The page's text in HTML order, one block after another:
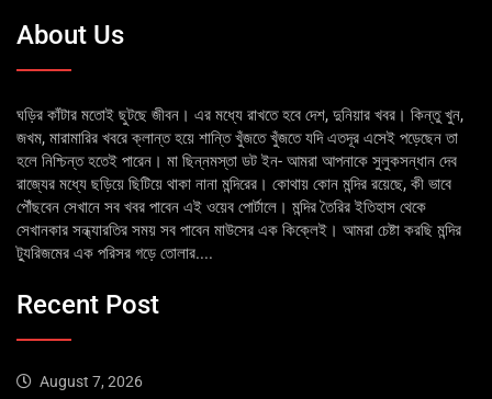
About Us
ঘড়ির কাঁটার মতোই ছুটছে জীবন। এর মধ্যে রাখতে হবে দেশ, দুনিয়ার খবর। কিন্তু খুন,
জখম, মারামারির খবরে ক্লান্ত হয়ে শান্তি খুঁজতে খুঁজতে যদি এতদূর এসেই পড়েছেন তা
হলে নিশ্চিন্ত হতেই পারেন। মা ছিন্নমস্তা ডট ইন- আমরা আপনাকে সুলুকসন্ধান দেব
রাজ্যের মধ্যে ছড়িয়ে ছিটিয়ে থাকা নানা মন্দিরের। কোথায় কোন মন্দির রয়েছে, কী ভাবে
পৌঁছবেন সেখানে সব খবর পাবেন এই ওয়েব পোর্টালে। মন্দির তৈরির ইতিহাস থেকে
সেখানকার সন্ধ্যারতির সময় সব পাবেন মাউসের এক কিক্লেই। আমরা চেষ্টা করছি মন্দির
ট্যুরিজমের এক পরিসর গড়ে তোলার....
Recent Post
August 7, 2026